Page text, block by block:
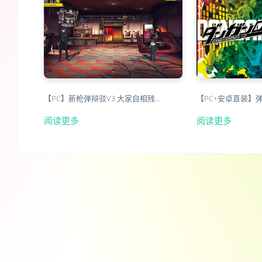
【PC】新枪弹辩驳V3 大家自相残…
阅读更多
【PC+安卓直装】
阅读更多